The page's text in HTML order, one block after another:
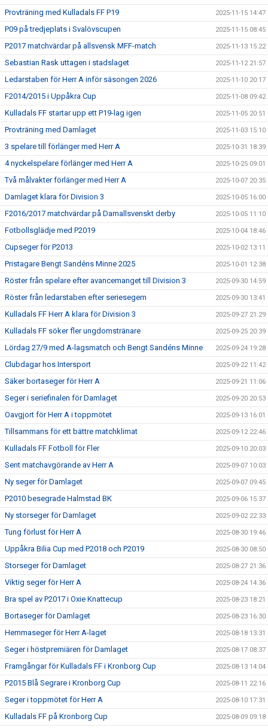
Provträning med Kulladals FF P19 2025-11-15 14:47
P09 på tredjeplats i Svalövscupen 2025-11-15 08:45
P2017 matchvärdar på allsvensk MFF-match 2025-11-13 15:22
Sebastian Rask uttagen i stadslaget 2025-11-12 21:57
Ledarstaben för Herr A inför säsongen 2026 2025-11-10 20:17
F2014/2015 i Uppåkra Cup 2025-11-08 09:42
Kulladals FF startar upp ett P19-lag igen 2025-11-05 20:51
Provträning med Damlaget 2025-11-03 15:10
3 spelare till förlänger med Herr A 2025-10-31 18:39
4 nyckelspelare förlänger med Herr A 2025-10-25 09:01
Två målvakter förlänger med Herr A 2025-10-07 20:35
Damlaget klara för Division 3 2025-10-05 16:00
F2016/2017 matchvärdar på Damallsvenskt derby 2025-10-05 11:10
Fotbollsglädje med P2019 2025-10-04 18:46
Cupseger för P2013 2025-10-02 13:11
Pristagare Bengt Sandéns Minne 2025 2025-10-01 12:38
Röster från spelare efter avancemanget till Division 3 2025-09-30 14:59
Röster från ledarstaben efter seriesegern 2025-09-30 13:41
Kulladals FF Herr A klara för Division 3 2025-09-27 21:29
Kulladals FF söker fler ungdomstränare 2025-09-25 20:39
Lördag 27/9 med A-lagsmatch och Bengt Sandéns Minne 2025-09-24 19:28
Clubdagar hos Intersport 2025-09-22 11:42
Säker bortaseger för Herr A 2025-09-21 11:06
Seger i seriefinalen för Damlaget 2025-09-20 20:53
Oavgjort för Herr A i toppmötet 2025-09-13 16:01
Tillsammans för ett bättre matchklimat 2025-09-12 22:46
Kulladals FF Fotboll för Fler 2025-09-10 20:03
Sent matchavgörande av Herr A 2025-09-07 10:03
Ny seger för Damlaget 2025-09-07 09:45
P2010 besegrade Halmstad BK 2025-09-06 15:37
Ny storseger för Damlaget 2025-09-02 22:33
Tung förlust för Herr A 2025-08-30 19:46
Uppåkra Bilia Cup med P2018 och P2019 2025-08-30 08:50
Storseger för Damlaget 2025-08-27 21:36
Viktig seger för Herr A 2025-08-24 14:36
Bra spel av P2017 i Oxie Knattecup 2025-08-23 18:21
Bortaseger för Damlaget 2025-08-23 16:30
Hemmaseger för Herr A-laget 2025-08-18 13:31
Seger i höstpremiären för Damlaget 2025-08-17 08:37
Framgångar för Kulladals FF i Kronborg Cup 2025-08-13 14:04
P2015 Blå Segrare i Kronborg Cup 2025-08-11 22:16
Seger i toppmötet för Herr A 2025-08-10 17:31
Kulladals FF på Kronborg Cup 2025-08-09 09:18